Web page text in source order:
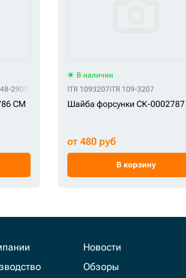
2903
CM
В наличии
ITR 1093207ITR 109-3207
Шайба форсунки СК-0002787
от 480 руб
В корзину
Новости
Обзоры